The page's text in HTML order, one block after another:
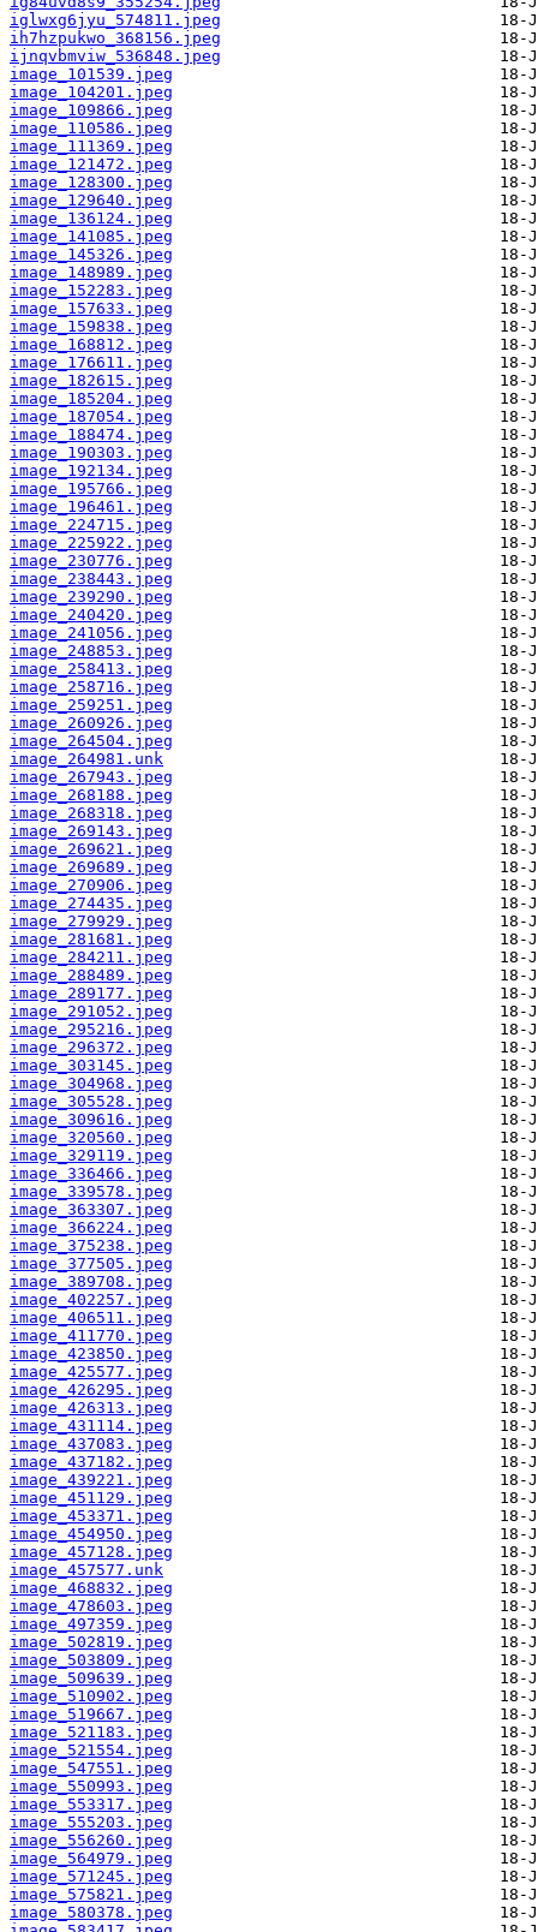
iglwxg6jyu_574811.jpeg
ih7hzpukwo_368156.jpeg
ijnqvbmviw_536848.jpeg
image_101539.jpeg
image_104201.jpeg
image_109866.jpeg
image_110586.jpeg
image_111369.jpeg
image_121472.jpeg
image_128300.jpeg
image_129640.jpeg
image_136124.jpeg
image_141085.jpeg
image_145326.jpeg
image_148989.jpeg
image_152283.jpeg
image_157633.jpeg
image_159838.jpeg
image_168812.jpeg
image_176611.jpeg
image_182615.jpeg
image_185204.jpeg
image_187054.jpeg
image_188474.jpeg
image_190303.jpeg
image_192134.jpeg
image_195766.jpeg
image_196461.jpeg
image_224715.jpeg
image_225922.jpeg
image_230776.jpeg
image_238443.jpeg
image_239290.jpeg
image_240420.jpeg
image_241056.jpeg
image_248853.jpeg
image_258413.jpeg
image_258716.jpeg
image_259251.jpeg
image_260926.jpeg
image_264504.jpeg
image_264981.unk
image_267943.jpeg
image_268188.jpeg
image_268318.jpeg
image_269143.jpeg
image_269621.jpeg
image_269689.jpeg
image_270906.jpeg
image_274435.jpeg
image_279929.jpeg
image_281681.jpeg
image_284211.jpeg
image_288489.jpeg
image_289177.jpeg
image_291052.jpeg
image_295216.jpeg
image_296372.jpeg
image_303145.jpeg
image_304968.jpeg
image_305528.jpeg
image_309616.jpeg
image_320560.jpeg
image_329119.jpeg
image_336466.jpeg
image_339578.jpeg
image_363307.jpeg
image_366224.jpeg
image_375238.jpeg
image_377505.jpeg
image_389708.jpeg
image_402257.jpeg
image_406511.jpeg
image_411770.jpeg
image_423850.jpeg
image_425577.jpeg
image_426295.jpeg
image_426313.jpeg
image_431114.jpeg
image_437083.jpeg
image_437182.jpeg
image_439221.jpeg
image_451129.jpeg
image_453371.jpeg
image_454950.jpeg
image_457128.jpeg
image_457577.unk
image_468832.jpeg
image_478603.jpeg
image_497359.jpeg
image_502819.jpeg
image_503809.jpeg
image_509639.jpeg
image_510902.jpeg
image_519667.jpeg
image_521183.jpeg
image_521554.jpeg
image_547551.jpeg
image_550993.jpeg
image_553317.jpeg
image_555203.jpeg
image_556260.jpeg
image_564979.jpeg
image_571245.jpeg
image_575821.jpeg
image_580378.jpeg